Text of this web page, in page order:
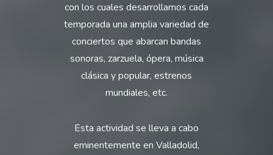
con los cuales desarrollamos cada
temporada una amplia variedad de
conciertos que abarcan bandas
sonoras, zarzuela, ópera, música
clásica y popular, estrenos
mundiales, etc.
Esta actividad se lleva a cabo
eminentemente en Valladolid,